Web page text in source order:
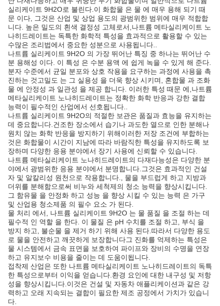
실리케이트 9H2O로 불린다.이 화합물 은 물 에 매우 용해 되기 때
문 이다, 그것은 산업 및 상업 용도의 광범위한 범위에 매우 적합합
니다. 높은 밀도의 흰색 결정성 고체로서,나트륨 메타실리케이트 노
나히드레이트는 독특한 화학적 특성을 효과적으로 활용할 수 있는
수많은 조리법에서 중요한 성분으로 사용됩니다..
나트륨 실리케이트 9H2O 의 가장 뛰어난 특징 중 하나는 뛰어난 수
분 용해성 이다. 이 특성 은 수분 용액 에 쉽게 녹을 수 있게 해 준다.
분자 수준에서 균일 분포와 상호 작용을 요구하는 과정에 사용을 촉
진하는 것고밀도 는 그 실용성 을 더욱 향상 시키며, 혼합물 과 조화
물 에 안정성 과 일관성 을 제공 합니다. 이러한 특성 때문 에,나트륨
메타실리케이트 노나히드레이트는 정확한 화학 반응과 강한 결합
능력이 필수적인 산업에서 선호됩니다..
나트륨 실리케이트 9H2O의 적절한 보관은 품질과 효능을 유지하는
데 중요합니다.건조한 장소에서 습기나 과도한 열으로 인한 분해나
원치 않는 화학 반응을 방지하기 위해이러한 저장 조건에 부합하는
것은 화합물이 시간이 지남에 따라 바람직한 특성을 유지하도록 보
장하며 다양한 응용 분야에서 장기 사용에 신뢰할 수 있습니다.
나트륨 메타실리케이트 노나히드레이트의 다재다능성은 다양한 분
야에서 광범위한 응용 분야에서 분명합니다.그것은 효과적인 건설
자 및 알칼리성 원천으로 작용합니다., 물을 부드럽게 하고 지방과
더위를 분해함으로써 비누와 세척제의 청소 능력을 향상시킵니다.
그 함유물 을 안정화 하고 성능 을 향상 시킬 수 있는 능력 은 가구
및 산업용 청소제품 의 필수 요소 가 된다.
물 처리 에서, 나트륨 실리케이트 9H2O 는 물 품질 을 조절 하는 데
필수적 인 역할 을 한다. 이 물질 은 pH 수치를 조절 하고, 부식 을
방지 하고, 불순물 을 제거 하기 위해 사용 된다.따라서 다양한 용도
로 물을 안전하고 깨끗하게 보장합니다그 진화를 억제하는 특성은
물 시스템에서 금속 표면을 보호하여 파이프와 장비의 수명을 연장
하고 유지보수 비용을 줄이는 데 도움이됩니다.
접착제 산업은 또한 나트륨 메타실리케이트 노나히드레이트의 독특
한 특성으로부터 이익을 얻습니다.환경 요인에 대한 내구성 및 저항
성을 향상시킵니다.이것은 건설 및 자동차 애플리케이션과 같은 강
력하고 오래 지속되는 결합이 필요한 제조 공정에서 가치가 있습니
다.